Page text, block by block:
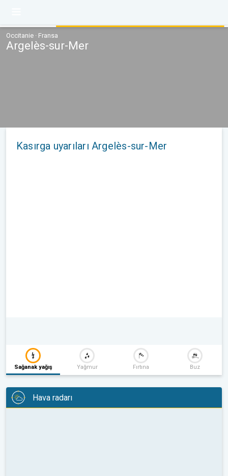
Occitanie · Fransa
Argelès-sur-Mer
Kasırga uyarıları Argelès-sur-Mer
Sağanak yağış Yağmur Fırtına Buz
Hava radarı